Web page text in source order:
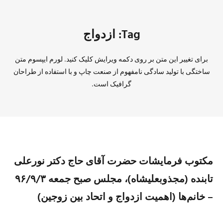
Tag: ازدواج
برای تغییر این متن بر روی دکمه ویرایش کلیک کنید. لورم ایپسوم متن
ساختگی با تولید سادگی نامفهوم از صنعت چاپ و با استفاده از طراحان
گرافیک است.
مکتوب فرمایشات حضرت آقای حاج دکتر نورعلی
تابنده (مجذوبعلیشاه)، مجلس صبح جمعه ۹۶/۹/۳
– خانم‌ها (اهمیت ازدواج و اتحاد بین زوجین)